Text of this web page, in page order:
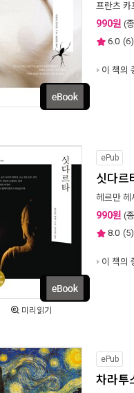
프란츠 카
990원 (
6.0 (6
이 책의
미리읽기
ePub
싯다르
헤르만 헤
990원 (
8.0 (5
이 책의
ePub
차라투